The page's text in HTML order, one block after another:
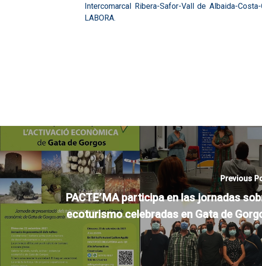
Intercomarcal Ribera-Safor-Vall de Albaida-
LABORA.
Previous
PACTE’MA participa en las jornadas
ecoturismo celebradas en Gata de